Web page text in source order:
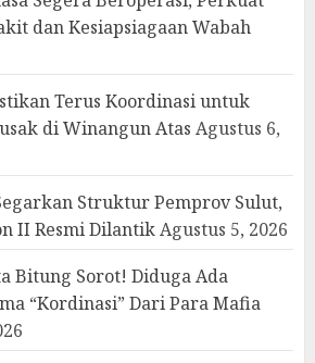
dan Kesiapsiagaan Wabah
Terus Koordinasi untuk
di Winangun Atas Agustus 6,
Struktur Pemprov Sulut,
II Resmi DilantikAgustus 5, 2026
Bitung Sorot! Diduga Ada
“Kordinasi” Dari Para Mafia